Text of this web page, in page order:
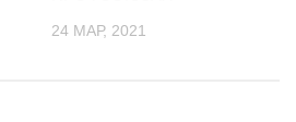
24 МАР, 2021